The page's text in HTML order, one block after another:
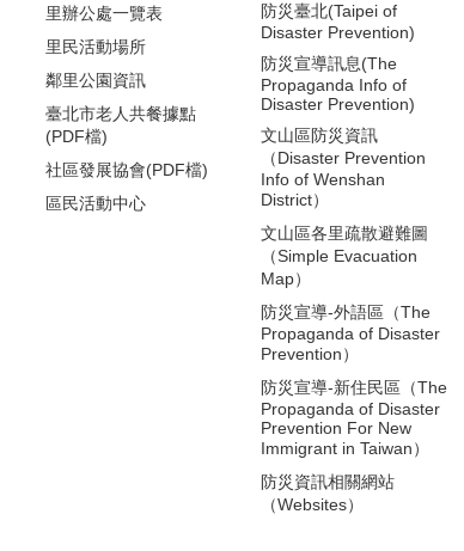
里辦公處一覽表
里民活動場所
鄰里公園資訊
臺北市老人共餐據點
(PDF檔)
社區發展協會(PDF檔)
區民活動中心
防災臺北(Taipei of
Disaster Prevention)
防災宣導訊息(The
Propaganda Info of
Disaster Prevention)
文山區防災資訊
（Disaster Prevention
Info of Wenshan
District）
文山區各里疏散避難圖
（Simple Evacuation
Map）
防災宣導-外語區（The
Propaganda of Disaster
Prevention）
防災宣導-新住民區（The
Propaganda of Disaster
Prevention For New
Immigrant in Taiwan）
防災資訊相關網站
（Websites）